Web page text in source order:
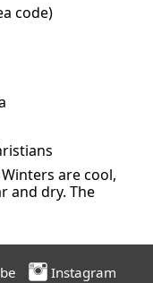
code)
are cool,
and dry. The
Instagram